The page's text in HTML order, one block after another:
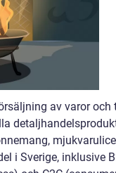
av varor och
i Sverige, inklusive